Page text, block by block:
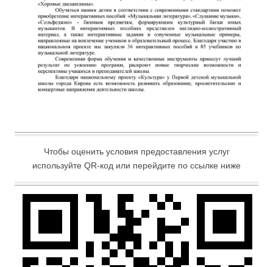
Чтобы оценить условия предоставления услуг
используйте QR-код или перейдите по ссылке ниже